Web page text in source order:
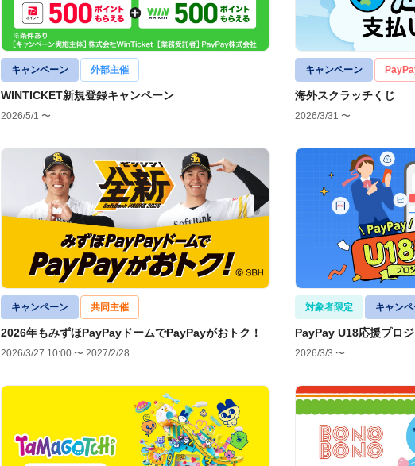
キャンペーン 外部主催
WINTICKET新規登録キャンペーン
2026/5/1 〜
キャンペーン
海外スクラッチくじ
2026/3/31 〜
キャンペーン 共同主催
2026年もみずほPayPayドームでPayPayがおトク！
2026/3/27 10:00 〜 2027/2/28
対象者限定 キャン
PayPay U18応援プロ
2026/3/3 〜